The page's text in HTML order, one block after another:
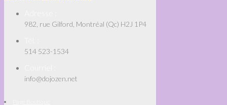
982, rue Gilford, Montréal (Qc) H2J 1P4
514 523-1534
info@dojozen.net